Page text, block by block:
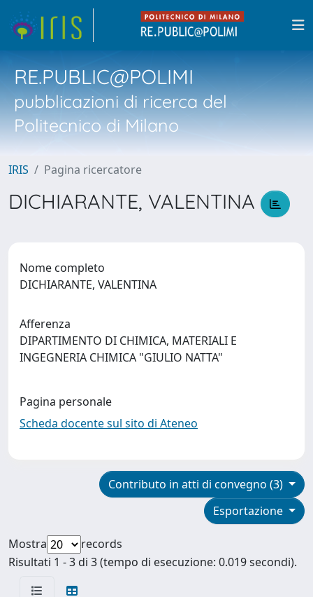
RE.PUBLIC@POLIMI
pubblicazioni di ricerca del
Politecnico di Milano
IRIS Pagina ricercatore
DICHIARANTE, VALENTINA
Nome completo
DICHIARANTE, VALENTINA
Afferenza
DIPARTIMENTO DI CHIMICA, MATERIALI E
INGEGNERIA CHIMICA "GIULIO NATTA"
Pagina personale
Scheda docente sul sito di Ateneo
Contributo in atti di convegno (3)
Esportazione
Mostra
records
Risultati 1 - 3 di 3 (tempo di esecuzione: 0.019 secondi).